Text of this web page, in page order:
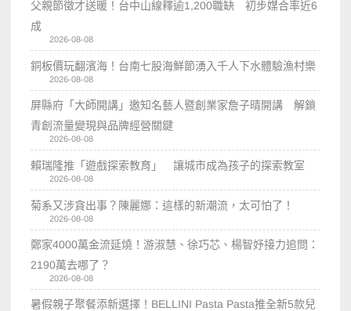
父親節徵才送暖！台中山線釋逾1,200職缺 初步媒合率近6
成
2026-08-08
銅板價玩翻濱海！台南七股海鮮節湧入千人下水體驗漁村樂
2026-08-08
屏縣府「大師開講」邀知名藝人暨創業家詹子晴開講 解鎖
青創流量變現與品牌經營關鍵
2026-08-08
賴瑞隆推「遊戲探索教育」 讓城市成為孩子的探索教室
2026-08-08
菊系又涉貪出事？陳麗娜：這樣的新潮流，太可怕了！
2026-08-08
鄭家4000萬金流延燒！游淑慧、徐巧芯、楊智妤接力追問：
2190萬去哪了？
2026-08-08
暑假親子聚餐添新選擇！BELLINI Pasta Pasta推全新5款兒